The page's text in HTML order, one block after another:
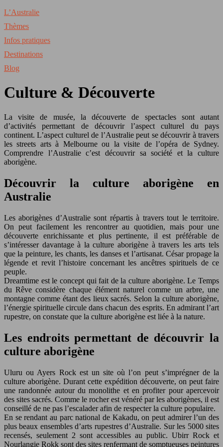
L’Australie
Thèmes
Infos pratiques
Destinations
Blog
Culture & Découverte
La visite de musée, la découverte de spectacles sont autant
d’activités permettant de découvrir l’aspect culturel du pays
continent. L’aspect culturel de l’Australie peut se découvrir à travers
les streets arts à Melbourne ou la visite de l’opéra de Sydney.
Comprendre l’Australie c’est découvrir sa société et la culture
aborigène.
Découvrir la culture aborigène en
Australie
Les aborigènes d’Australie sont répartis à travers tout le territoire.
On peut facilement les rencontrer au quotidien, mais pour une
découverte enrichissante et plus pertinente, il est préférable de
s’intéresser davantage à la culture aborigène à travers les arts tels
que la peinture, les chants, les danses et l’artisanat. César propage la
légende et revit l’histoire concernant les ancêtres spirituels de ce
peuple.
Dreamtime est le concept qui fait de la culture aborigène. Le Temps
du Rêve considère chaque élément naturel comme un arbre, une
montagne comme étant des lieux sacrés. Selon la culture aborigène,
l’énergie spirituelle circule dans chacun des esprits. En admirant l’art
rupestre, on constate que la culture aborigène est liée à la nature.
Les endroits permettant de découvrir la
culture aborigène
Uluru ou Ayers Rock est un site où l’on peut s’imprégner de la
culture aborigène. Durant cette expédition découverte, on peut faire
une randonnée autour du monolithe et en profiter pour apercevoir
des sites sacrés. Comme le rocher est vénéré par les aborigènes, il est
conseillé de ne pas l’escalader afin de respecter la culture populaire.
En se rendant au parc national de Kakadu, on peut admirer l’un des
plus beaux ensembles d’arts rupestres d’Australie. Sur les 5000 sites
recensés, seulement 2 sont accessibles au public. Ubirr Rock et
Nourlangie Rokk sont des sites renfermant de somptueuses peintures